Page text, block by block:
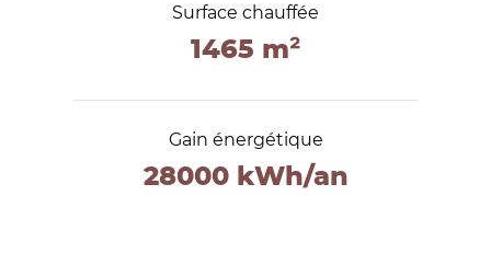
Surface chauffée
1465 m²
Gain énergétique
28000 kWh/an